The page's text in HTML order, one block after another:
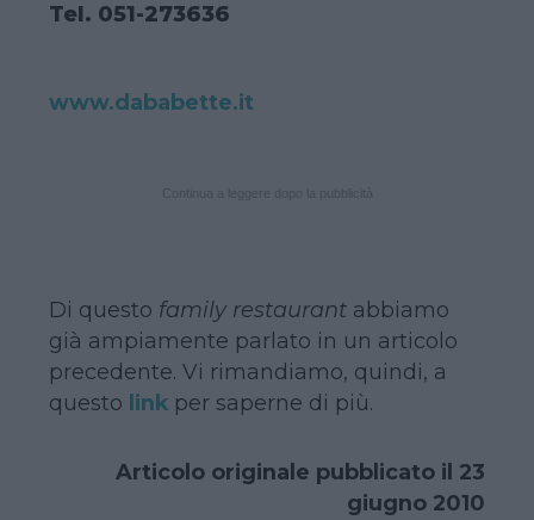
Tel. 051-273636
www.dababette.it
Di questo family restaurantabbiamo
già ampiamente parlato in un articolo
precedente. Vi rimandiamo, quindi, a
questo linkper saperne di più.
Articolo originale pubblicato il 23
giugno 2010